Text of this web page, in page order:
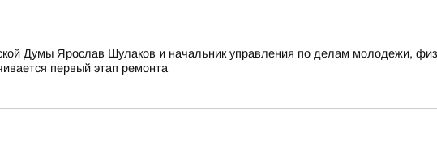
Думы Ярослав Шулаков и начальник управления по делам молодежи,
первый этап ремонта